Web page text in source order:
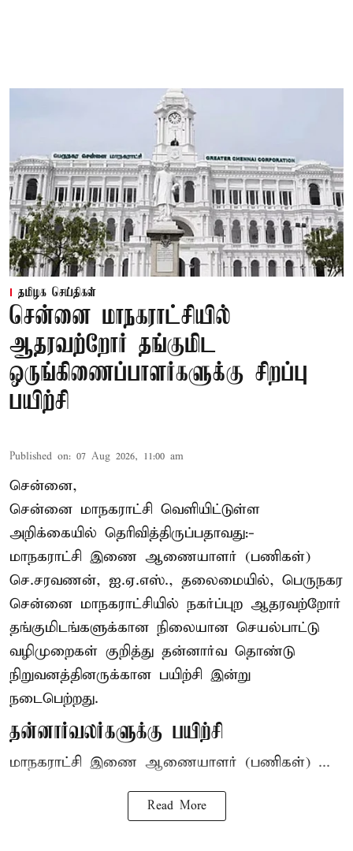
தமிழக செய்திகள்
சென்னை மாநகராட்சியில்
ஆதரவற்றோர் தங்குமிட
ஒருங்கிணைப்பாளர்களுக்கு சிறப்பு
பயிற்சி
Published on: 07 Aug 2026, 11:00 am
சென்னை,
சென்னை மாநகராட்சி வெளியிட்டுள்ள
அறிக்கையில் தெரிவித்திருப்பதாவது:-
மாநகராட்சி இணை ஆணையாளர் (பணிகள்)
செ.சரவணன், ஐ.ஏ.எஸ்., தலைமையில், பெருநகர
சென்னை மாநகராட்சியில் நகர்ப்புற ஆதரவற்றோர்
தங்குமிடங்களுக்கான நிலையான செயல்பாட்டு
வழிமுறைகள் குறித்து தன்னார்வ தொண்டு
நிறுவனத்தினருக்கான பயிற்சி இன்று
நடைபெற்றது.
தன்னார்வலர்களுக்கு பயிற்சி
மாநகராட்சி இணை ஆணையாளர் (பணிகள்) ...
Read More